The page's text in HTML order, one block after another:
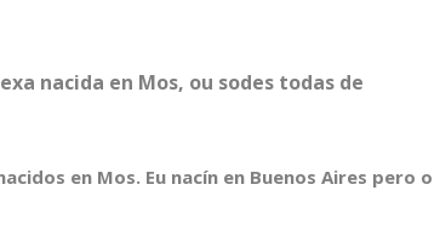
nacida en Mos, ou sodes todas de
en Mos. Eu nacín en Buenos Aires pero o